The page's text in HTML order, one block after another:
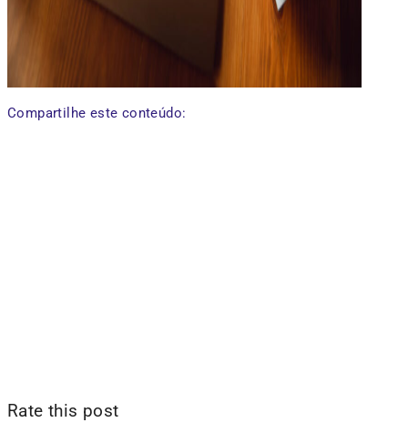
Compartilhe este conteúdo:
Rate this post